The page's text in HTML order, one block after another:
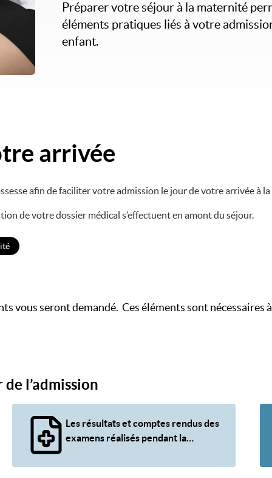
Préparer votre séjour à la maternité
éléments pratiques liés à votre
enfant.
arrivée
afin de faciliter votre admission le jour de votre arrivée à
de votre dossier médical s’effectuent en amont du séjour.
vous seront demandé. Ces éléments sont nécessaires
l’admission
Les résultats et comptes rendus des
examens réalisés pendant la